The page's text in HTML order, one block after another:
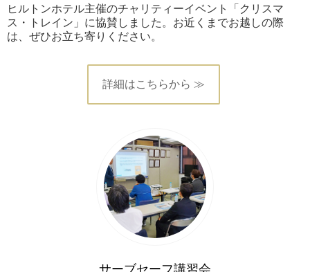
ヒルトンホテル主催のチャリティーイベント「クリスマ
ス・トレイン」に協賛しました。お近くまでお越しの際
は、ぜひお立ち寄りください。
詳細はこちらから ≫
サーブセーフ講習会